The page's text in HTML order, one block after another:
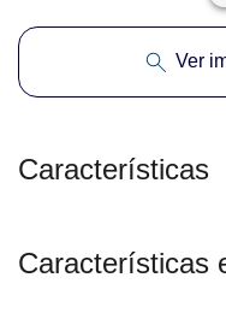
Ver
Características
Características